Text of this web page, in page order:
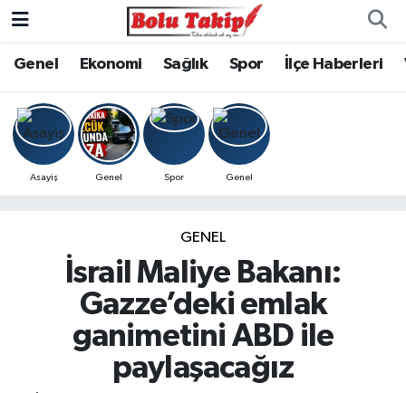
Genel Ekonomi Sağlık Spor İlçe Haberleri
Asayiş Genel Spor Genel
GENEL
İsrail Maliye Bakanı:
Gazze’deki emlak
ganimetini ABD ile
paylaşacağız